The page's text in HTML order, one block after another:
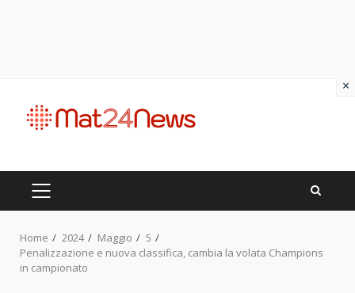
content
PRIMARY
MENU
Home 2024 Maggio
5
Penalizzazione e nuova classifica, cambia la volata Champions
in campionato
×